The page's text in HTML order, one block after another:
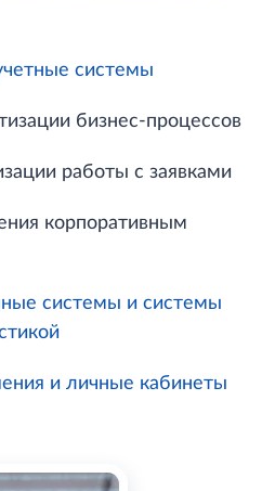
системы
бизнес-процессов
работы с заявками
корпоративным
системы и системы
и личные кабинеты